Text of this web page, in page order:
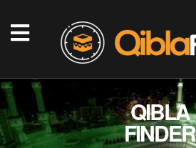
QIBLA
FINDER